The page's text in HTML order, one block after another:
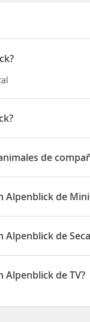
71
de
de compañía en
Alpenblick de
de Mini-bar
Alpenblick de
de Secador
Alpenblick de TV?